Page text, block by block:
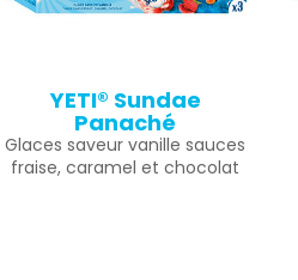
YETI® Sundae
Panaché
Glaces saveur vanille sauces
fraise, caramel et chocolat